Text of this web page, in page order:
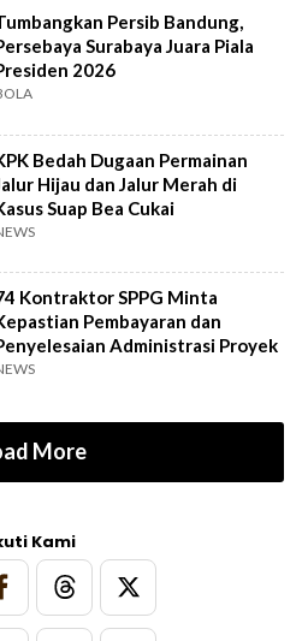
Persib Bandung,
Surabaya Juara Piala
2026
Bedah Dugaan Permainan
Hijau dan Jalur Merah di
Suap Bea Cukai
Kontraktor SPPG Minta
Pembayaran dan
Administrasi Proyek
More
Kami